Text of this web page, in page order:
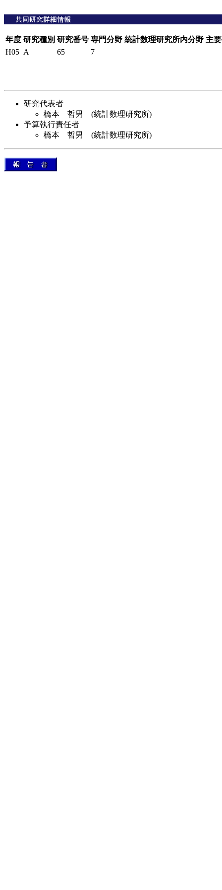
年度 研究種別 研究番号 専門分野 統計数理研究所内分野 主
H05 A 65 7
研究代表者
橋本 哲男 (統計数理研究所)
予算執行責任者
橋本 哲男 (統計数理研究所)